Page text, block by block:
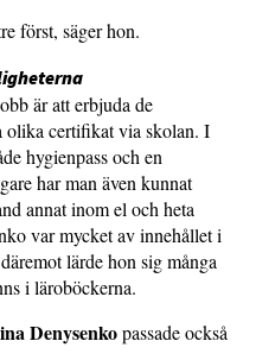
först, säger hon.
är att erbjuda de
olika certifikat via skolan. I
hygienpass och en
har man även kunnat
annat inom el och heta
var mycket av innehållet i
lärde hon sig många
i läroböckerna.
Denysenkopassade också